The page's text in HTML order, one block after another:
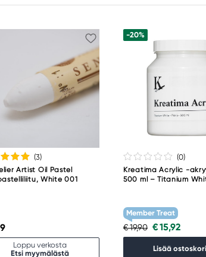
(3)
Artist Oil Pastel
White 001
Loppu verkosta
Etsi myymälästä
-20%
(0)
Kreatima Acrylic -
500 ml – Titanium
Member Treat
€ 19,90 € 15,92
Lisää